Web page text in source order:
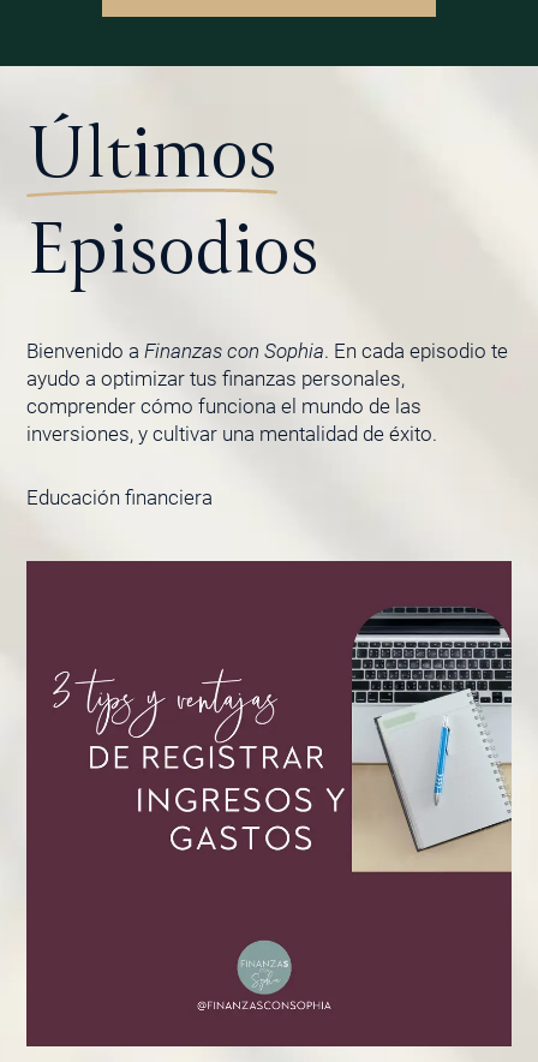
Últimos
Episodios
Bienvenido a Finanzas con Sophia. En cada episodio te
ayudo a optimizar tus finanzas personales,
comprender cómo funciona el mundo de las
inversiones, y cultivar una mentalidad de éxito.
Educación financieraPÁGINA